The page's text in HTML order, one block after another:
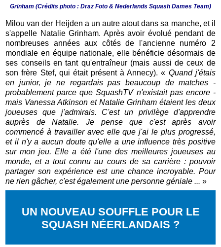
Grinham (Crédits photo : Draz Foto & Nederlands Squash Dames Team)
Milou van der Heijden a un autre atout dans sa manche, et il
s'appelle Natalie Grinham. Après avoir évolué pendant de
nombreuses années aux côtés de l'ancienne numéro 2
mondiale en équipe nationale, elle bénéficie désormais de
ses conseils en tant qu'entraîneur (mais aussi de ceux de
son frère Stef, qui était présent à Annecy). « Quand j'étais
en junior, je ne regardais pas beaucoup de matches -
probablement parce que SquashTV n'existait pas encore -
mais Vanessa Atkinson et Natalie Grinham étaient les deux
joueuses que j'admirais. C'est un privilège d'apprendre
auprès de Natalie. Je pense que c'est après avoir
commencé à travailler avec elle que j'ai le plus progressé,
et il n'y a aucun doute qu'elle a une influence très positive
sur mon jeu. Elle a été l'une des meilleures joueuses au
monde, et a tout connu au cours de sa carrière : pouvoir
partager son expérience est une chance incroyable. Pour
ne rien gâcher, c'est également une personne géniale ... »
UN NOUVEAU SOUFFLE POUR LE
SQUASH NÉERLANDAIS ?